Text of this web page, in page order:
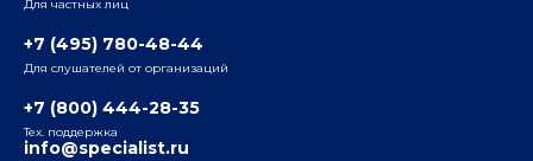
Радио
ул. Радио, д.24, корпус 1, 2-й подъезд, 2-й этаж
ул. Воронцовская, д. 35Б, корп.2, 5-й этаж
Для частных лиц
+7 (495) 780-48-44
Для слушателей от организаций
+7 (800) 444-28-35
Тех. поддержка
info@specialist.ru